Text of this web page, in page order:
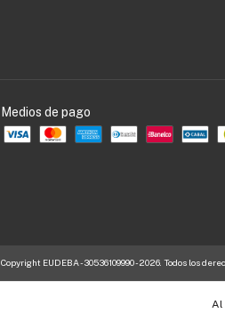
Al
Medios de pago
Copyright EUDEBA - 30536109990 - 2026. Todos los